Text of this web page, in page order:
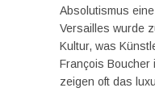
Absolutismus
Versailles wurde
Kultur, was
François Boucher
zeigen oft das